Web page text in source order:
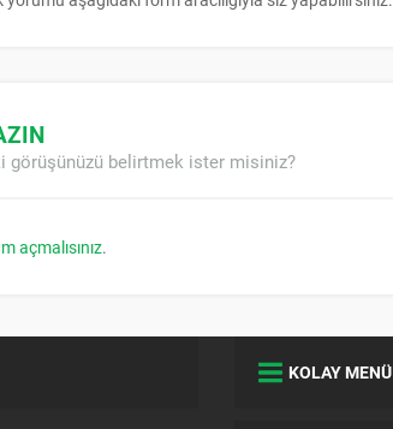
görüşünüzü belirtmek ister misiniz?
açmalısınız.
KOLAY MENÜ